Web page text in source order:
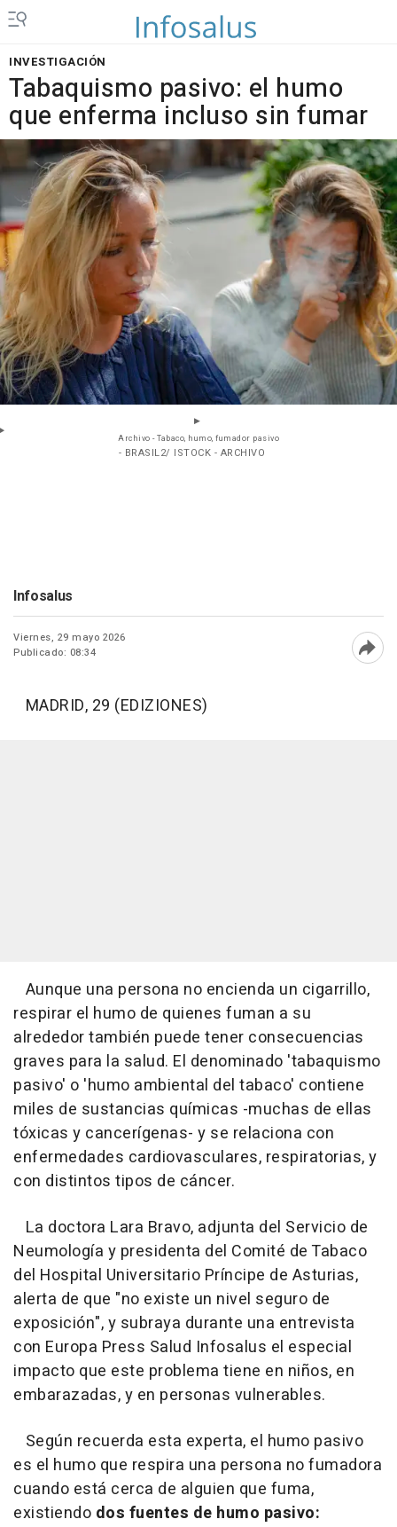
INVESTIGACIÓN
Tabaquismo pasivo: el humo
que enferma incluso sin fumar
Archivo - Tabaco, humo, fumador pasivo
- BRASIL2/ ISTOCK - ARCHIVO
Infosalus
Viernes, 29 mayo 2026
Publicado: 08:34
MADRID, 29 (EDIZIONES)
Aunque una persona no encienda un cigarrillo,
respirar el humo de quienes fuman a su
alrededor también puede tener consecuencias
graves para la salud. El denominado 'tabaquismo
pasivo' o 'humo ambiental del tabaco' contiene
miles de sustancias químicas -muchas de ellas
tóxicas y cancerígenas- y se relaciona con
enfermedades cardiovasculares, respiratorias, y
con distintos tipos de cáncer.
La doctora Lara Bravo, adjunta del Servicio de
Neumología y presidenta del Comité de Tabaco
del Hospital Universitario Príncipe de Asturias,
alerta de que "no existe un nivel seguro de
exposición", y subraya durante una entrevista
con Europa Press Salud Infosalus el especial
impacto que este problema tiene en niños, en
embarazadas, y en personas vulnerables.
Según recuerda esta experta, el humo pasivo
es el humo que respira una persona no fumadora
cuando está cerca de alguien que fuma,
existiendo dos fuentes de humo pasivo: